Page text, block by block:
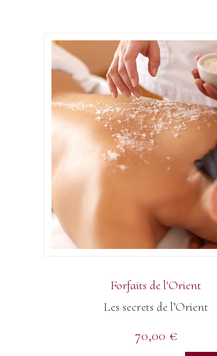
Forfaits de l'Orient
Les secrets de l’Orient
70,00 €